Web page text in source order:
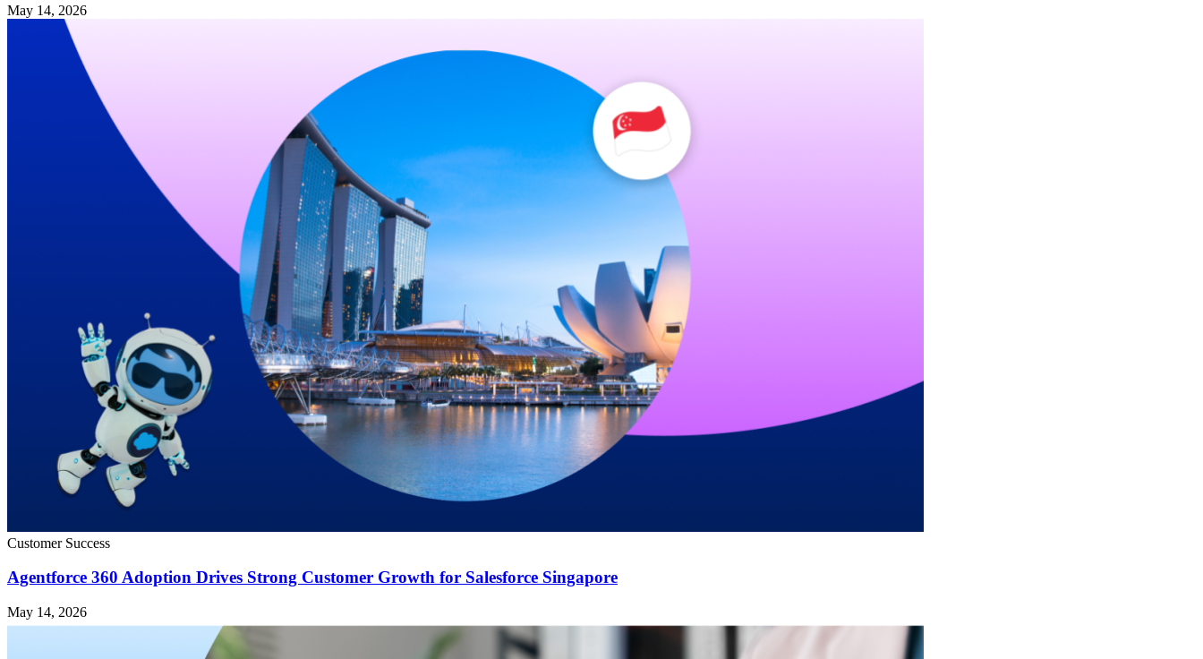
May 14, 2026
Customer Success
Agentforce 360 Adoption Drives Strong Customer Growth for Salesforce Singapore
May 14, 2026